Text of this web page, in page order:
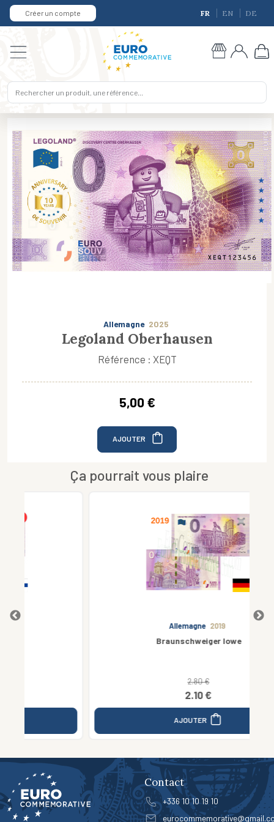
Créer un compte FR EN DE
Allemagne 2025
Legoland Oberhausen
Référence : XEQT
5,00 €
AJOUTER
Ça pourrait vous plaire
2019
Braunschweiger lowe
Contact
+336 10 10 19 10